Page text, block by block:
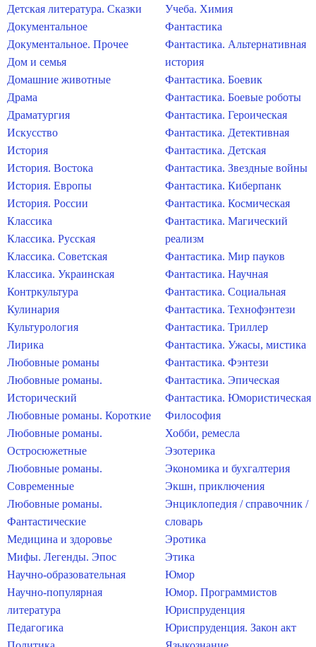
Детская литература. Сказки
Документальное
Документальное. Прочее
Дом и семья
Домашние животные
Драма
Драматургия
Искусство
История
История. Востока
История. Европы
История. России
Классика
Классика. Русская
Классика. Советская
Классика. Украинская
Контркультура
Кулинария
Культурология
Лирика
Любовные романы
Любовные романы.
Исторический
Любовные романы. Короткие
Любовные романы.
Остросюжетные
Любовные романы.
Современные
Любовные романы.
Фантастические
Медицина и здоровье
Мифы. Легенды. Эпос
Научно-образовательная
Научно-популярная
литература
Педагогика
Учеба. Химия
Фантастика
Фантастика. Альтернативная
история
Фантастика. Боевик
Фантастика. Боевые роботы
Фантастика. Героическая
Фантастика. Детективная
Фантастика. Детская
Фантастика. Звездные войны
Фантастика. Киберпанк
Фантастика. Космическая
Фантастика. Магический
реализм
Фантастика. Мир пауков
Фантастика. Научная
Фантастика. Социальная
Фантастика. Технофэнтези
Фантастика. Триллер
Фантастика. Ужасы, мистика
Фантастика. Фэнтези
Фантастика. Эпическая
Фантастика. Юмористическая
Философия
Хобби, ремесла
Эзотерика
Экономика и бухгалтерия
Экшн, приключения
Энциклопедия / справочник /
словарь
Эротика
Этика
Юмор
Юмор. Программистов
Юриспруденция
Юриспруденция. Закон акт